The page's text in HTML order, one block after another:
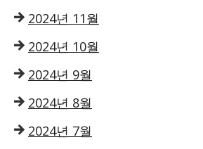
2024년 11월
2024년 10월
2024년 9월
2024년 8월
2024년 7월